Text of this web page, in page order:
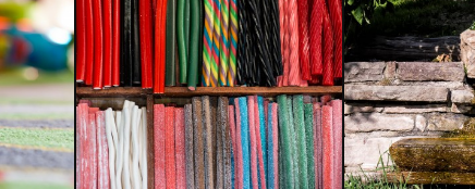
Tomando el sol alambrado